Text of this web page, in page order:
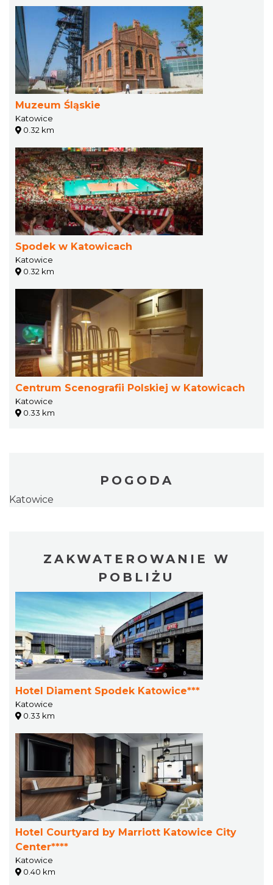
Muzeum Śląskie
Katowice
0.32 km
Spodek w Katowicach
Katowice
0.32 km
Centrum Scenografii Polskiej w Katowicach
Katowice
0.33 km
POGODA
Katowice
ZAKWATEROWANIE W
POBLIŻU
Hotel Diament Spodek Katowice***
Katowice
0.33 km
Hotel Courtyard by Marriott Katowice City
Center****
Katowice
0.40 km